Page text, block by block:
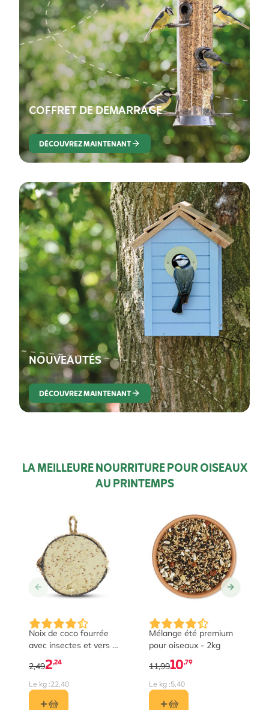
COFFRET DE DEMARRAGE
DÉCOUVREZ MAINTENANT
NOUVEAUTÉS
DÉCOUVREZ MAINTENANT
LA MEILLEURE NOURRITURE POUR OISEAUX
AU PRINTEMPS
Noix de coco fourrée
avec insectes et vers -
moitié
2,24
2,49
Le kg :22,40
Mélange été premium
pour oiseaux - 2kg
10,79
11,99
Le kg :5,40